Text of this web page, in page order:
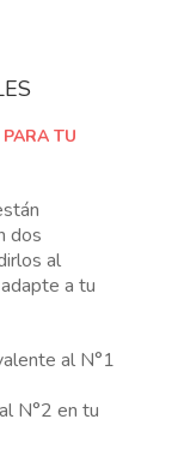
TU
dos
al
a tu
al N°1
N°2 en tu